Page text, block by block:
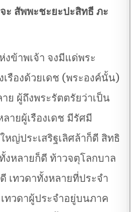
ะ สัพพะชะยะปะสิทธี ภะ
ข้าพเจ้า จงมีแด่พระ
รืองด้วยเดช (พระองค์นั้น)
ผู้ถึงพระรัตตรัยว่าเป็น
ายผู้เรืองเดช มีรัศมี
หญ่ประเสริฐเลิศล้าก็ดี สิทธิ
หลายก็ดี ท้าวจตุโลกบาล
เทวดาทั้งหลายที่ประจำ
ทวดาผู้ประจำอยู่บนภาค